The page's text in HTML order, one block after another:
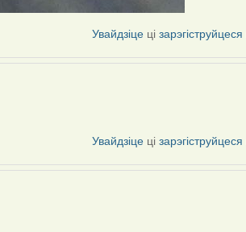
Увайдзіце цізарэгіструйцеся
Увайдзіце цізарэгіструйцеся